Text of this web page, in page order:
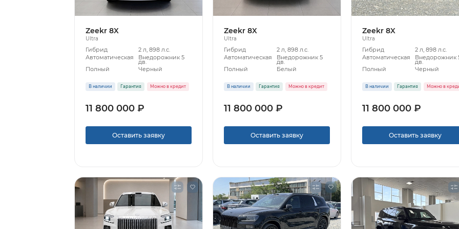
Zeekr 8X
Ultra
Гибрид
2 л, 898 л.с.
Автоматическая
Внедорожник 5
дв.
Полный
Черный
В наличии Гарантия Можно в кредит
11 800 000 ₽
Оставить заявку
Zeekr 8X
Ultra
Гибрид
2 л, 898 л.с.
Автоматическая
Внедорожник 5
дв.
Полный
Белый
В наличии Гарантия Можно в кредит
11 800 000 ₽
Оставить заявку
Zeekr 8X
Ultra
Гибрид
2 л, 898 л.с.
Автоматическая
Внедорожник
дв.
Полный
Черный
В наличии Гарантия Можно в
11 800 000 ₽
Оставить заявку